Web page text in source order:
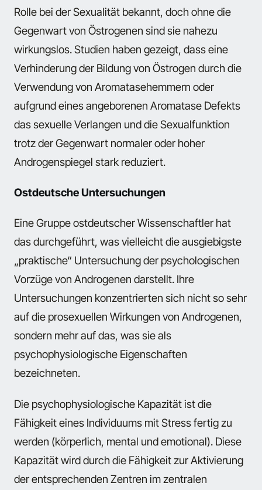
Rolle bei der Sexualität bekannt, doch ohne die
Gegenwart von Östrogenen sind sie nahezu
wirkungslos. Studien haben gezeigt, dass eine
Verhinderung der Bildung von Östrogen durch die
Verwendung von Aromatasehemmern oder
aufgrund eines angeborenen Aromatase Defekts
das sexuelle Verlangen und die Sexualfunktion
trotz der Gegenwart normaler oder hoher
Androgenspiegel stark reduziert.
Ostdeutsche Untersuchungen
Eine Gruppe ostdeutscher Wissenschaftler hat
das durchgeführt, was vielleicht die ausgiebigste
„praktische“ Untersuchung der psychologischen
Vorzüge von Androgenen darstellt. Ihre
Untersuchungen konzentrierten sich nicht so sehr
auf die prosexuellen Wirkungen von Androgenen,
sondern mehr auf das, was sie als
psychophysiologische Eigenschaften
bezeichneten.
Die psychophysiologische Kapazität ist die
Fähigkeit eines Individuums mit Stress fertig zu
werden (körperlich, mental und emotional). Diese
Kapazität wird durch die Fähigkeit zur Aktivierung
der entsprechenden Zentren im zentralen